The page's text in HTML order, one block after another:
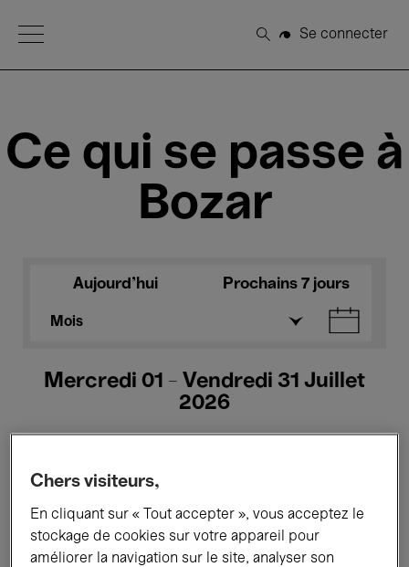
Open Menu
Rechercher
Se connecter
Ce qui se passe à
Bozar
Aujourd'hui Prochains 7 jours
Mois
Mercredi 01 - Vendredi 31 Juillet
2026
Tous les événements Concerts
Expositions Films Performances
Chers visiteurs,
En cliquant sur « Tout accepter », vous acceptez le
stockage de cookies sur votre appareil pour
améliorer la navigation sur le site, analyser son